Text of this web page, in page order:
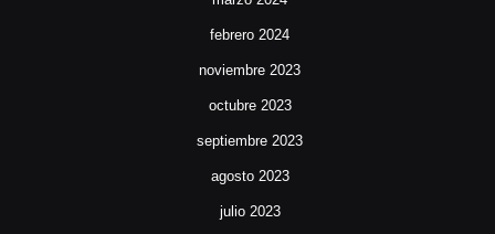
febrero 2024
noviembre 2023
octubre 2023
septiembre 2023
agosto 2023
julio 2023